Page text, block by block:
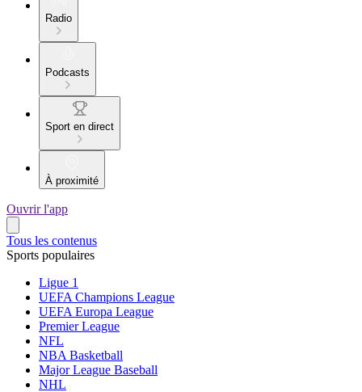
Radio
Podcasts
Sport en direct
À proximité
Ouvrir l'app
Tous les contenus
Sports populaires
Ligue 1
UEFA Champions League
UEFA Europa League
Premier League
NFL
NBA Basketball
Major League Baseball
NHL